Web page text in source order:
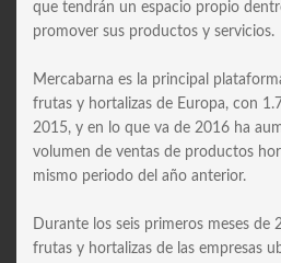
que tendrán un espacio propio
promover sus productos y servicios.
Mercabarna es la principal
frutas y hortalizas de Europa, con
2015, y en lo que va de 2016 ha
volumen de ventas de productos
mismo periodo del año anterior.
Durante los seis primeros meses de
frutas y hortalizas de las empresas